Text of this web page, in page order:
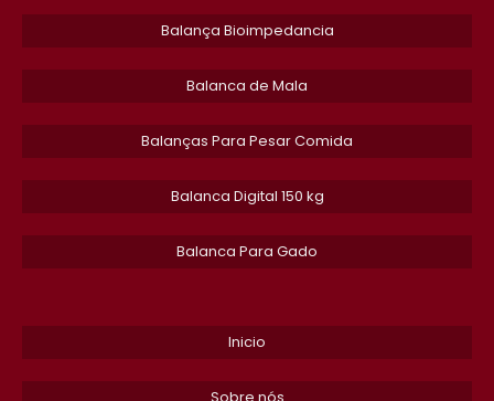
VENDA DE BALANCA INDUSTRIAIS
BALANCA ELETRONICA DIGITAL PROFISSIONAL 2000KG
EMPRESAS DE MANUTENCAO EM BALANCAS
ETIQUETA DE BALANCA DIGITAL
BALANCA PARA BALCAO
Balança Bioimpedancia
Balanca de Mala
Balanças Para Pesar Comida
​Balanca Digital 150 kg
Balanca Para Gado
Inicio
Sobre nós